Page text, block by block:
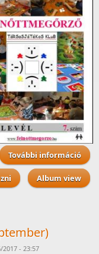
További információ 7.
Album view
2017 - 23:57